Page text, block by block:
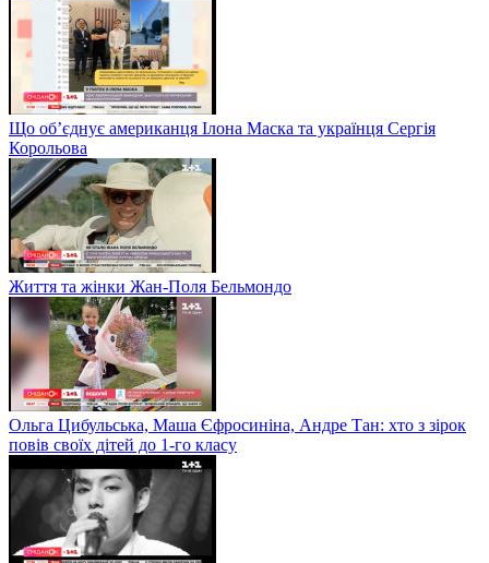
Що об’єднує американця Ілона Маска та українця Сергія
Корольова
Життя та жінки Жан-Поля Бельмондо
Ольга Цибульська, Маша Єфросиніна, Андре Тан: хто з зірок
повів своїх дітей до 1-го класу